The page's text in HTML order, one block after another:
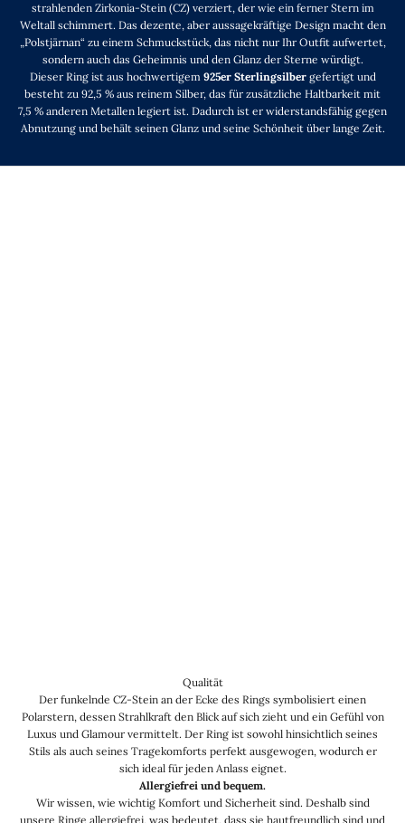
strahlenden Zirkonia-Stein (CZ) verziert, der wie ein ferner Stern im
Weltall schimmert. Das dezente, aber aussagekräftige Design macht den
„Polstjärnan“ zu einem Schmuckstück, das nicht nur Ihr Outfit aufwertet,
sondern auch das Geheimnis und den Glanz der Sterne würdigt.
Dieser Ring ist aus hochwertigem 925er Sterlingsilbergefertigt und
besteht zu 92,5 % aus reinem Silber, das für zusätzliche Haltbarkeit mit
7,5 % anderen Metallen legiert ist. Dadurch ist er widerstandsfähig gegen
Abnutzung und behält seinen Glanz und seine Schönheit über lange Zeit.
Qualität
Der funkelnde CZ-Stein an der Ecke des Rings symbolisiert einen
Polarstern, dessen Strahlkraft den Blick auf sich zieht und ein Gefühl von
Luxus und Glamour vermittelt. Der Ring ist sowohl hinsichtlich seines
Stils als auch seines Tragekomforts perfekt ausgewogen, wodurch er
sich ideal für jeden Anlass eignet.
Allergiefrei und bequem.
Wir wissen, wie wichtig Komfort und Sicherheit sind. Deshalb sind
unsere Ringe allergiefrei, was bedeutet, dass sie hautfreundlich sind und